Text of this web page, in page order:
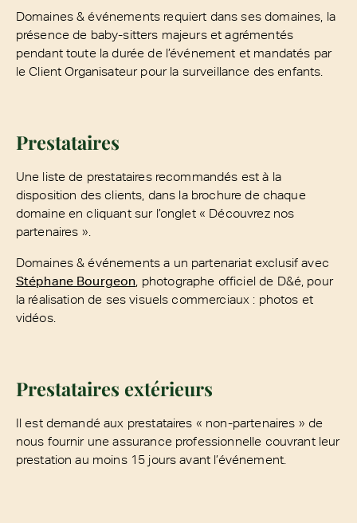
Domaines & événements requiert dans ses domaines, la
présence de baby-sitters majeurs et agrémentés
pendant toute la durée de l’événement et mandatés par
le Client Organisateur pour la surveillance des enfants.
Prestataires
Une liste de prestataires recommandés est à la
disposition des clients, dans la brochure de chaque
domaine en cliquant sur l’onglet « Découvrez nos
partenaires ».
Domaines & événements a un partenariat exclusif avec
Stéphane Bourgeon , photographe officiel de D&é, pour
la réalisation de ses visuels commerciaux : photos et
vidéos.
Prestataires extérieurs
Il est demandé aux prestataires « non-partenaires » de
nous fournir une assurance professionnelle couvrant leur
prestation au moins 15 jours avant l’événement.